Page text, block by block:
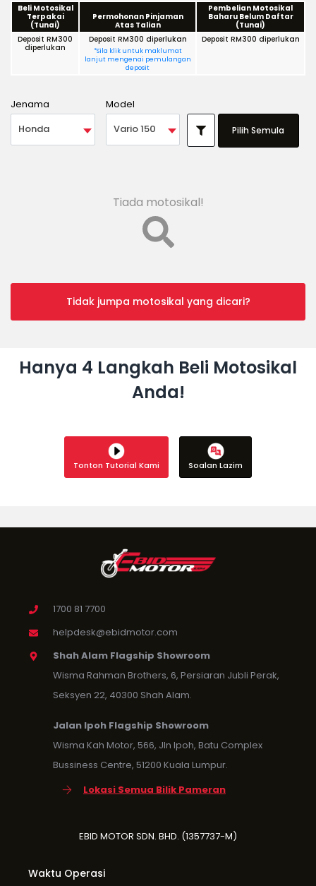
Beli Motosikal
Terpakai
(Tunai)
Permohonan Pinjaman
Atas Talian
Pembelian Motosikal
Baharu Belum Daftar
(Tunai)
Deposit RM300
diperlukan
Deposit RM300 diperlukan
*Sila klik untuk maklumat
lanjut mengenai pemulangan
deposit
Deposit RM300 diperlukan
Jenama
Honda
Model
Vario 150
Pilih Semula
Tiada motosikal!
Tidak jumpa motosikal yang dicari?
Hanya 4 Langkah Beli Motosikal
Anda!
Tonton Tutorial Kami Soalan Lazim
1700 81 7700
helpdesk@ebidmotor.com
Shah Alam Flagship Showroom
Wisma Rahman Brothers, 6, Persiaran Jubli Perak,
Seksyen 22, 40300 Shah Alam.
Jalan Ipoh Flagship Showroom
Wisma Kah Motor, 566, Jln Ipoh, Batu Complex
Bussiness Centre, 51200 Kuala Lumpur.
Lokasi Semua Bilik Pameran
EBID MOTOR SDN. BHD. (1357737-M)
Waktu Operasi